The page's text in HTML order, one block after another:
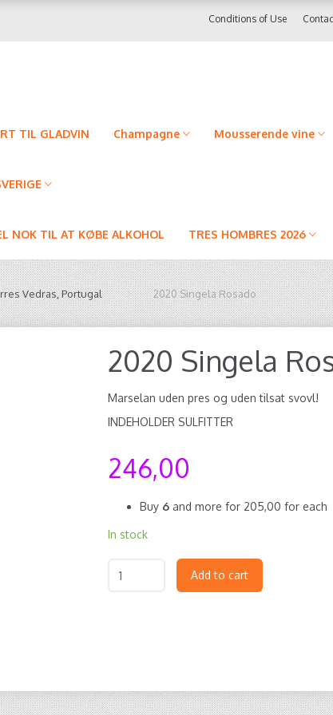
Conditions of Use
TIL GLADVIN Champagne Mousserende vine
NOK TIL AT KØBE ALKOHOL TRES HOMBRES 2026
Vedras, Portugal 2020 Singela Rosado
2020 Singela
Marselan uden pres og uden tilsat svovl!
INDEHOLDER SULFITTER
246,00
Buy 6 and more for 205,00 for each
In stock
Add to cart